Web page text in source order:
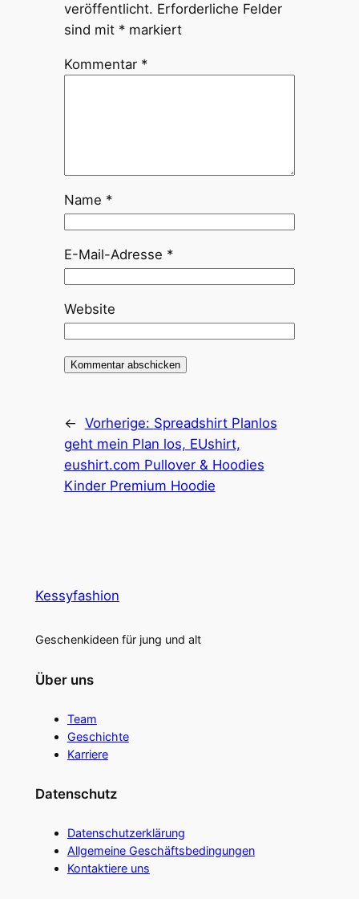
veröffentlicht. Erforderliche Felder
sind mit *markiert
Kommentar *
Name *
E-Mail-Adresse *
Website
← Vorherige: Spreadshirt Planlos
geht mein Plan los, EUshirt,
eushirt.com Pullover & Hoodies
Kinder Premium Hoodie
Kessyfashion
Geschenkideen für jung und alt
Über uns
Team
Geschichte
Karriere
Datenschutz
Datenschutzerklärung
Allgemeine Geschäftsbedingungen
Kontaktiere uns